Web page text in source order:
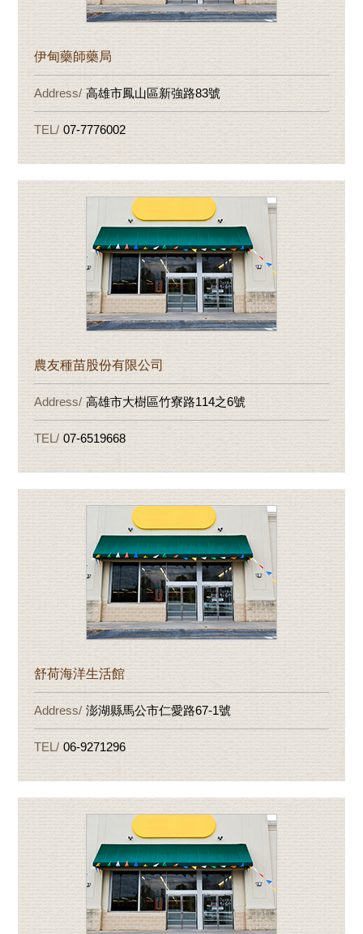
伊甸藥師藥局
高雄市鳳山區新強路83號
07-7776002
農友種苗股份有限公司
高雄市大樹區竹寮路114之6號
07-6519668
舒荷海洋生活館
澎湖縣馬公市仁愛路67-1號
06-9271296